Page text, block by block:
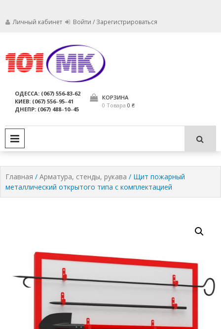
Личный кабинет Войти / Зарегистрироваться
компания МАРКО
пригодны для использования по
назначению.
ОДЕССА: (067) 556-83-62
КИЕВ: (067) 556‒95‒41
ДНЕПР: (067) 488‒10‒45
КОРЗИНА
0 Товара 0 ₴
Главная / Арматура, стенды, рукава / Щит пожарный
металлический открытого типа с комплектацией